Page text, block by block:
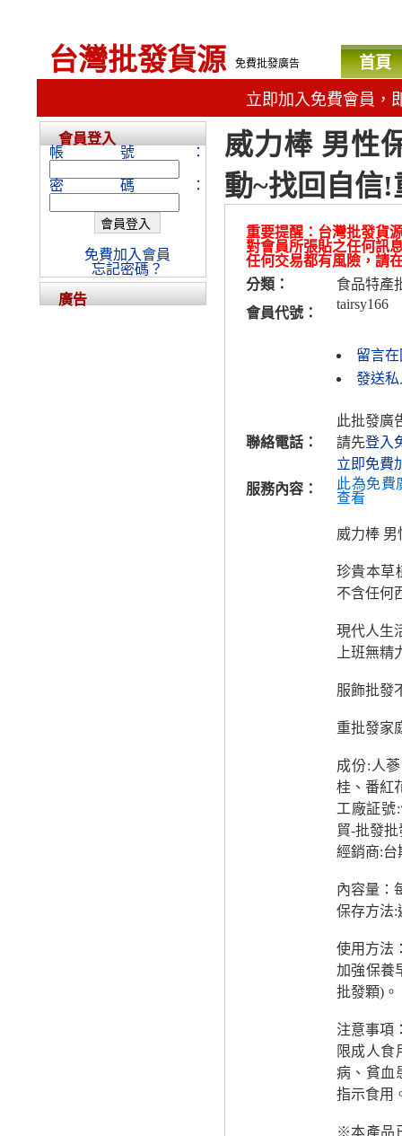
台灣批發貨源 免費批發廣告 首頁
立即加入免費會員，
威力棒 男性
動~找回自信
重要提醒：台灣批發貨
對會員所張貼之任何訊
任何交易都有風險，請
分類：
食品特產
會員代號：
tairsy166
留言
發送私
聯絡電話：
此批發廣
請先登入
立即免費
服務內容：
此為免費
查看
威力棒 男
珍貴本草
不含任何
現代人生
上班無
服飾批發
重批發家
成份:人
桂、番紅
工廠証號
貿-批發批
經銷商:台
內容量：
保存方法:
使用方法
加強保養
批發顆)。
注意事項
限成人食
病、貧血
指示食用
※本產品
會員登入
帳號：
密碼：
免費加入會員
忘記密碼？
廣告